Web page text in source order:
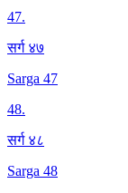
47.
सर्ग ४७
Sarga 47
48.
सर्ग ४८
Sarga 48